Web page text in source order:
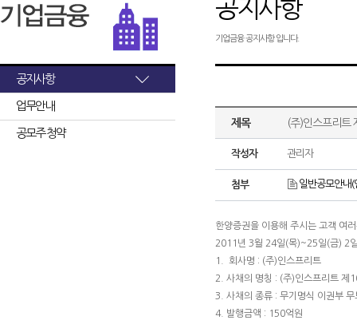
공지사항
업무안내
공모주 청약
공지사항
기업금융 공지사항 입니다.
제목 (주)인스프리트
작성자 관리자
첨부 일반공모안내(
한양증권을 이용해 주시는 고객 여
2011년 3월 24일(목)~25일(금) 2
1. 회사명 : (주)인스프리트
2. 사채의 명칭 : (주)인스프리트 제
3. 사채의 종류 : 무기명식 이권부 무
4. 발행금액 : 150억원